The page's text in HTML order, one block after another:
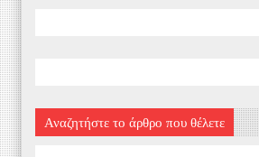
Αναζητήστε το άρθρο που θέλετε